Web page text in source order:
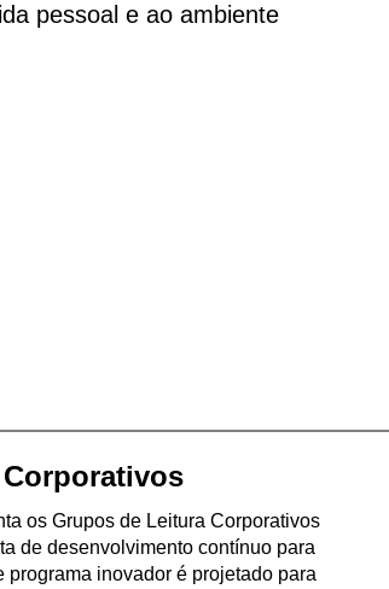
pessoal e ao ambiente
os Grupos de Leitura Corporativos
de desenvolvimento contínuo para
inovador é projetado para